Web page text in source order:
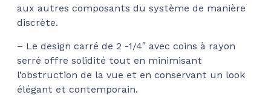
aux autres composants du système de manière
discrète.
– Le design carré de 2 -1/4″ avec coins à rayon
serré offre solidité tout en minimisant
l’obstruction de la vue et en conservant un look
élégant et contemporain.